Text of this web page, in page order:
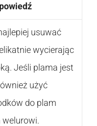
usuwać
wycierając
Jeśli plama jest
użyć
do plam
welurowi.